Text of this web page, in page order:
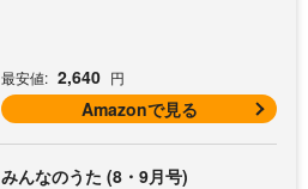
最安値: 2,640 円
Amazonで見る
みんなのうた (8・9月号)